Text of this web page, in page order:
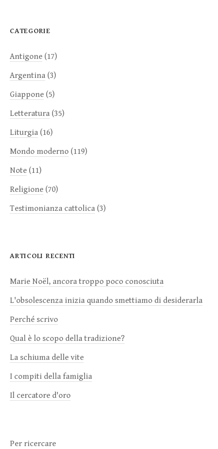
CATEGORIE
Antigone (17)
Argentina (3)
Giappone (5)
Letteratura (35)
Liturgia (16)
Mondo moderno (119)
Note (11)
Religione (70)
Testimonianza cattolica (3)
ARTICOLI RECENTI
Marie Noël, ancora troppo poco conosciuta
L'obsolescenza inizia quando smettiamo di desiderarla
Perché scrivo
Qual è lo scopo della tradizione?
La schiuma delle vite
I compiti della famiglia
Il cercatore d'oro
Per ricercare